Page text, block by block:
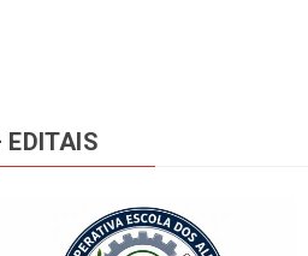
EDITAIS